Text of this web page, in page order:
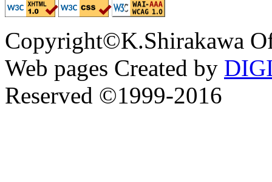
Copyright©K.Shirakawa
Web pages Created by
Reserved ©1999-2016